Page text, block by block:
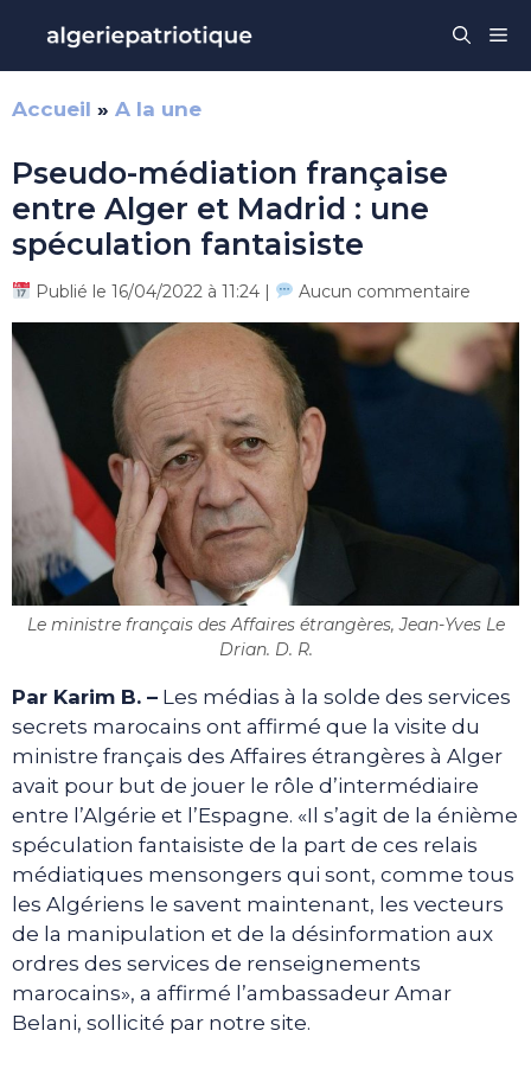
contenu
Accueil » A la une
Pseudo-médiation française
entre Alger et Madrid : une
spéculation fantaisiste
Publié le 16/04/2022 à 11:24 | Aucun commentaire
Le ministre français des Affaires étrangères, Jean-Yves Le
Drian. D. R.
Par Karim B. – Les médias à la solde des services
secrets marocains ont affirmé que la visite du
ministre français des Affaires étrangères à Alger
avait pour but de jouer le rôle d’intermédiaire
entre l’Algérie et l’Espagne. «Il s’agit de la énième
spéculation fantaisiste de la part de ces relais
médiatiques mensongers qui sont, comme tous
les Algériens le savent maintenant, les vecteurs
de la manipulation et de la désinformation aux
ordres des services de renseignements
marocains», a affirmé l’ambassadeur Amar
Belani, sollicité par notre site.